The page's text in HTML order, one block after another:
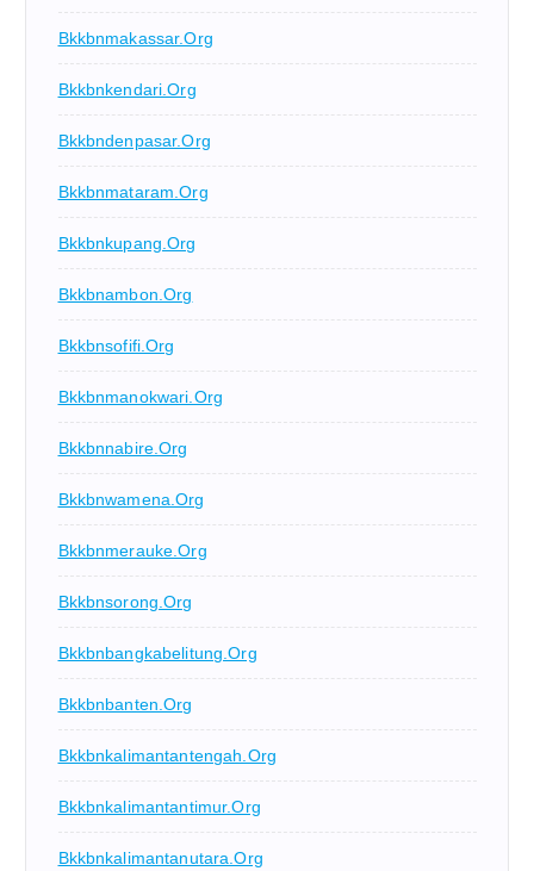
Bkkbnmakassar.org
Bkkbnkendari.org
Bkkbndenpasar.org
Bkkbnmataram.org
Bkkbnkupang.org
Bkkbnambon.org
Bkkbnsofifi.org
Bkkbnmanokwari.org
Bkkbnnabire.org
Bkkbnwamena.org
Bkkbnmerauke.org
Bkkbnsorong.org
Bkkbnbangkabelitung.org
Bkkbnbanten.org
Bkkbnkalimantantengah.org
Bkkbnkalimantantimur.org
Bkkbnkalimantanutara.org